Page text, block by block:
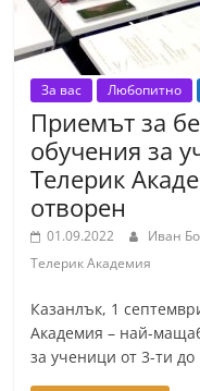
За вас Любопитно
Приемът за
обучения за
Телерик
отворен
01.09.2022 Иван
Телерик Академия
Казанлък, 1
Академия – най-
за ученици от 3-ти до